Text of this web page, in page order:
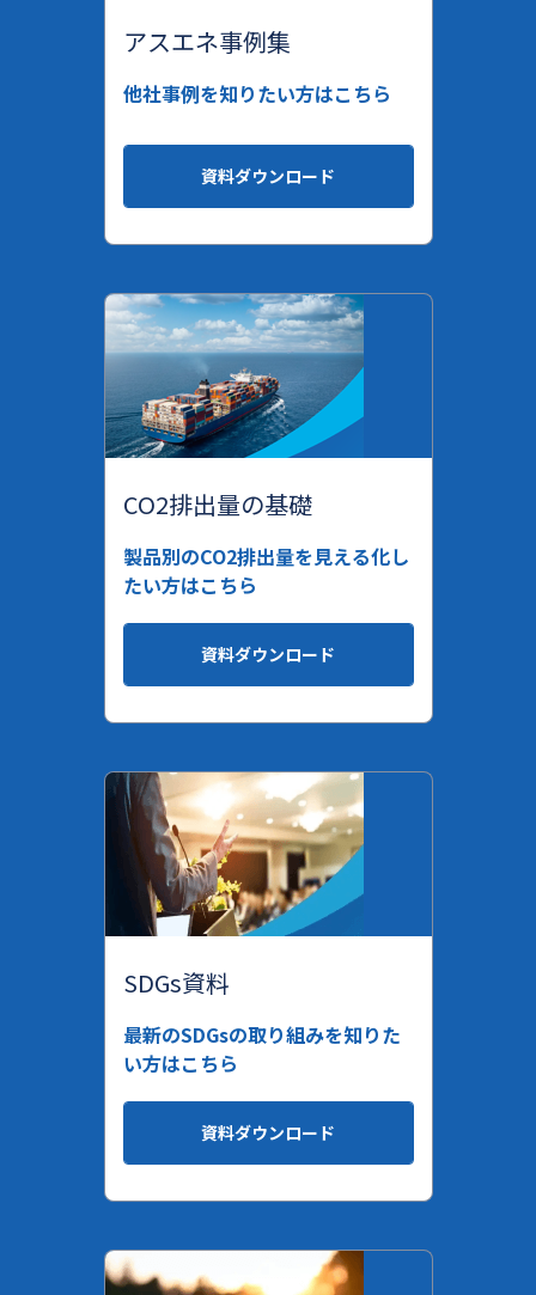
アスエネ事例集
他社事例を知りたい方はこちら
資料ダウンロード
CO2排出量の基礎
製品別のCO2排出量を見える化し
たい方はこちら
資料ダウンロード
SDGs資料
最新のSDGsの取り組みを知りた
い方はこちら
資料ダウンロード